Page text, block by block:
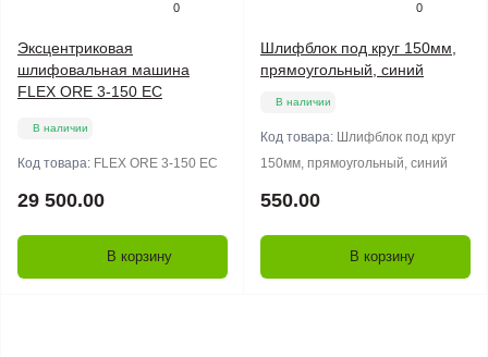
0
Эксцентриковая
шлифовальная машина
FLEX ORE 3-150 EC
В наличии
Код товара: FLEX ORE 3-150 EC
29 500.00
В корзину
0
Шлифблок под круг 150мм,
прямоугольный, синий
В наличии
Код товара: Шлифблок под круг
150мм, прямоугольный, синий
550.00
В корзину